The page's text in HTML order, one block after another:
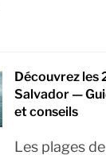
Découvrez les
Salvador —
et conseils
Les plages